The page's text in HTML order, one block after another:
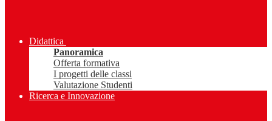
Didattica
Panoramica
Offerta formativa
I progetti delle classi
Valutazione Studenti
Ricerca e Innovazione